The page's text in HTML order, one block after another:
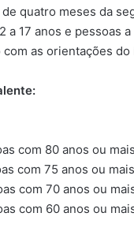
quatro meses da
a 17 anos e pessoas
as orientações
com 80 anos ou mais
com 75 anos ou mais
com 70 anos ou
com 60 anos ou